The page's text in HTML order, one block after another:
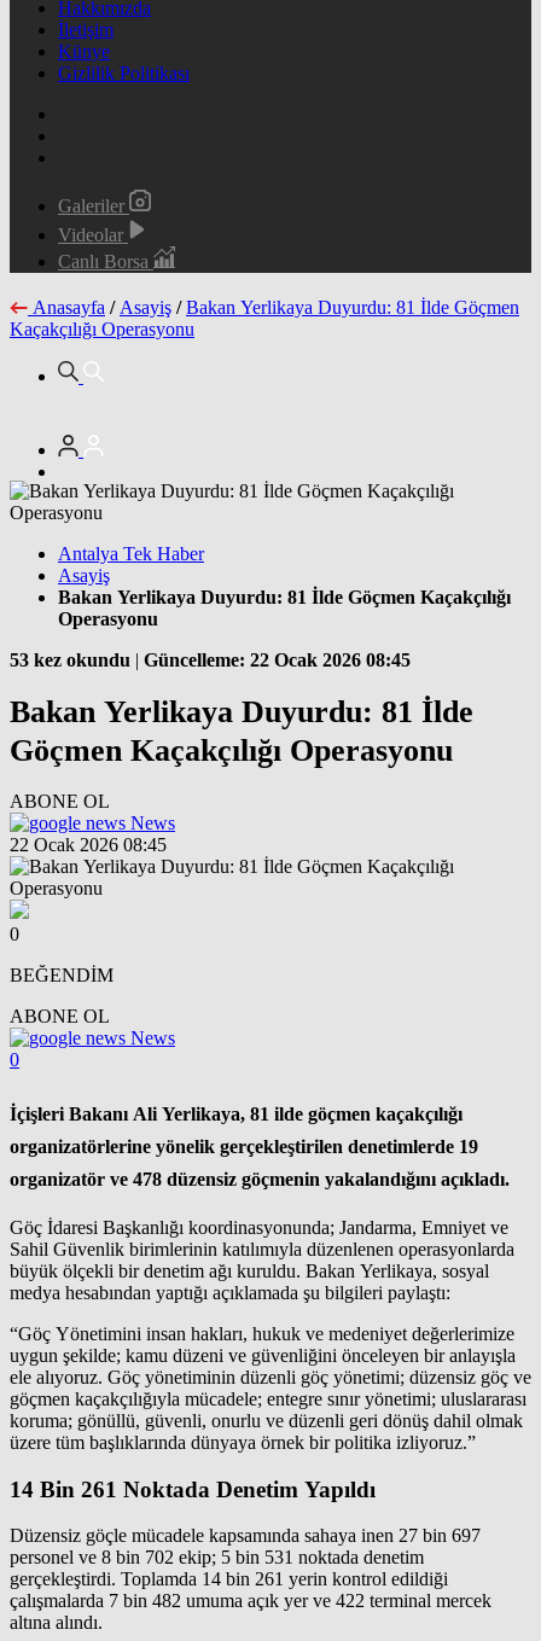
Hakkımızda
İletişim
Künye
Gizlilik Politikası
Galeriler
Videolar
Canlı Borsa
Anasayfa / Asayiş / Bakan Yerlikaya Duyurdu: 81 İlde Göçmen
Kaçakçılığı Operasyonu
Antalya Tek Haber
Asayiş
Bakan Yerlikaya Duyurdu: 81 İlde Göçmen Kaçakçılığı
Operasyonu
53 kez okundu | Güncelleme: 22 Ocak 2026 08:45
Bakan Yerlikaya Duyurdu: 81 İlde
Göçmen Kaçakçılığı Operasyonu
ABONE OL
News
22 Ocak 2026 08:45
0
BEĞENDİM
ABONE OL
News
0
İçişleri Bakanı Ali Yerlikaya, 81 ilde göçmen kaçakçılığı
organizatörlerine yönelik gerçekleştirilen denetimlerde 19
organizatör ve 478 düzensiz göçmenin yakalandığını açıkladı.
Göç İdaresi Başkanlığı koordinasyonunda; Jandarma, Emniyet ve
Sahil Güvenlik birimlerinin katılımıyla düzenlenen operasyonlarda
büyük ölçekli bir denetim ağı kuruldu. Bakan Yerlikaya, sosyal
medya hesabından yaptığı açıklamada şu bilgileri paylaştı:
“Göç Yönetimini insan hakları, hukuk ve medeniyet değerlerimize
uygun şekilde; kamu düzeni ve güvenliğini önceleyen bir anlayışla
ele alıyoruz. Göç yönetiminin düzenli göç yönetimi; düzensiz göç ve
göçmen kaçakçılığıyla mücadele; entegre sınır yönetimi; uluslararası
koruma; gönüllü, güvenli, onurlu ve düzenli geri dönüş dahil olmak
üzere tüm başlıklarında dünyaya örnek bir politika izliyoruz.”
14 Bin 261 Noktada Denetim Yapıldı
Düzensiz göçle mücadele kapsamında sahaya inen 27 bin 697
personel ve 8 bin 702 ekip; 5 bin 531 noktada denetim
gerçekleştirdi. Toplamda 14 bin 261 yerin kontrol edildiği
çalışmalarda 7 bin 482 umuma açık yer ve 422 terminal mercek
altına alındı.